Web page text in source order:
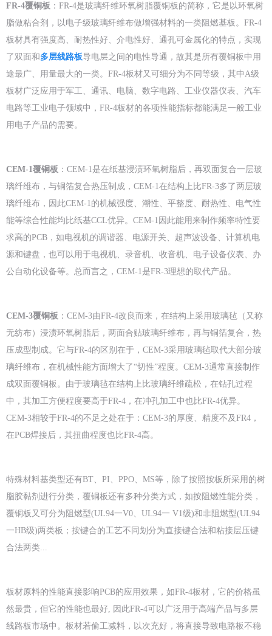
FR-4覆铜板 ：FR-4是玻璃纤维环氧树脂覆铜板的简称，它是以环氧树
脂做粘合剂，以电子级玻璃纤维布做增强材料的一类阻燃基板。FR-4
板材具有强度高、耐热性好、介电性好、通孔可金属化的特点，实现
了双面和 多层线路板导电层之间的电性导通，故其是所有覆铜板中用
途最广、用量最大的一类。FR-4板材又可细分为不同等级，其中A级
板材广泛应用于军工、通讯、电脑、数字电路、工业仪器仪表、汽车
电路等工业电子领域中，FR-4板材的各项性能指标都能满足一般工业
用电子产品的需要。
CEM-1覆铜板 ：CEM-1是在纸基浸渍环氧树脂后，再双面复合一层玻
璃纤维布，与铜箔复合热压制成，CEM-1在结构上比FR-3多了两层玻
璃纤维布，因此CEM-1的机械强度、潮性、平整度、耐热性、电气性
能等综合性能均比纸基CCL优异。CEM-1因此能用来制作频率特性要
求高的PCB，如电视机的调谐器、电源开关、超声波设备、计算机电
源和键盘，也可以用于电视机、录音机、收音机、电子设备仪表、办
公自动化设备等。总而言之，CEM-1是FR-3理想的取代产品。
CEM-3覆铜板 ：CEM-3由FR-4改良而来，在结构上采用玻璃毡（又称
无纺布）浸渍环氧树脂后，两面合贴玻璃纤维布，再与铜箔复合，热
压成型制成。它与FR-4的区别在于，CEM-3采用玻璃毡取代大部分玻
璃纤维布，在机械性能方面增大了“切性”程度。CEM-3通常直接制作
成双面覆铜板。由于玻璃毡在结构上比玻璃纤维疏松，在钻孔过程
中，其加工方便程度要高于FR-4，在冲孔加工中也比FR-4优异。
CEM-3相较于FR-4的不足之处在于：CEM-3的厚度、精度不及FR4，
在PCB焊接后，其扭曲程度也比FR-4高。
特殊材料基类型还有BT、PI、PPO、MS等，除了按照按板所采用的树
脂胶黏剂进行分类，覆铜板还有多种分类方式，如按阻燃性能分类，
覆铜板又可分为阻燃型(UL94一V0、UL94一 V1级)和非阻燃型(UL94
一HB级)两类板；按键合的工艺不同划分为直接键合法和粘接层压键
合法两类...
板材原料的性能直接影响PCB的应用效果，如FR-4板材，它的价格虽
然最贵，但它的性能也最好, 因此FR-4可以广泛用于高端产品与多层
线路板市场中。板材若偷工减料，以次充好，将直接导致电路板不稳